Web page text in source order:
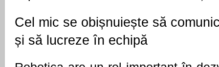
Cel mic se obișnuiește să
și să lucreze în echipă